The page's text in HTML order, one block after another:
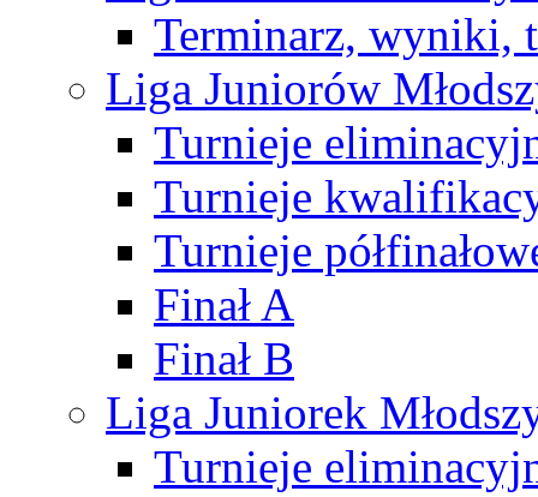
Terminarz, wyniki,
Liga Juniorów
Turnieje
Turnieje
Turnieje
Finał A
Finał B
Liga Juniorek
Turnieje